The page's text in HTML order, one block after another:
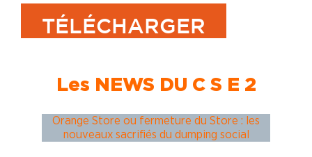
TÉLÉCHARGER
Les NEWS DU C S E 2
Orange Store ou fermeture du Store : les
nouveaux sacrifiés du dumping social